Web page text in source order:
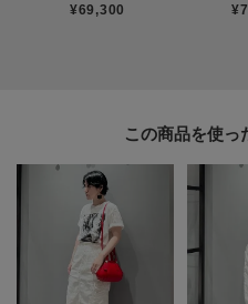
またデザイン上、革の裁断面からの
淡色の衣類との組み合わせはご注意く
天然皮革は水分に弱いため、水に濡
取ってください。
淡色品は直射日光や室内の照明など
があります。
ネジの特性上 徐々に回転し緩む場合
¥69,300
この商品を使っ